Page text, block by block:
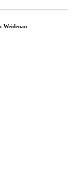
Weidenau